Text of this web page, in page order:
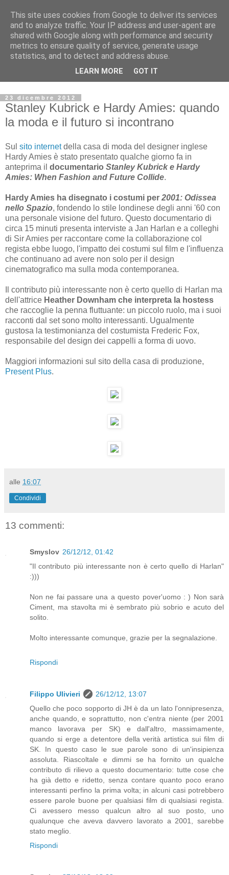
Archivio Kubrick: Blog
Commenti e notizie su Stanley Kubrick.
Segnalazione di eventi, nuovi libri in uscita, recensioni,
mostre e appuntamenti.
23 dicembre 2012
Stanley Kubrick e Hardy Amies: quando
la moda e il futuro si incontrano
Sul sito internetdella casa di moda del designer inglese
Hardy Amies è stato presentato qualche giorno fa in
anteprima il documentario Stanley Kubrick e Hardy
Amies: When Fashion and Future Collide.
Hardy Amies ha disegnato i costumi per 2001: Odissea
nello Spazio, fondendo lo stile londinese degli anni '60 con
una personale visione del futuro. Questo documentario di
circa 15 minuti presenta interviste a Jan Harlan e a colleghi
di Sir Amies per raccontare come la collaborazione col
regista ebbe luogo, l'impatto dei costumi sul film e l'influenza
che continuano ad avere non solo per il design
cinematografico ma sulla moda contemporanea.
Il contributo più interessante non è certo quello di Harlan ma
dell'attrice Heather Downham che interpreta la hostess
che raccoglie la penna fluttuante: un piccolo ruolo, ma i suoi
racconti dal set sono molto interessanti. Ugualmente
gustosa la testimonianza del costumista Frederic Fox,
responsabile del design dei cappelli a forma di uovo.
Maggiori informazioni sul sito della casa di produzione,
Present Plus.
alle 16:07
Condividi
13 commenti:
Smyslov 26/12/12, 01:42
"Il contributo più interessante non è certo quello di Harlan"
:)))
Non ne fai passare una a questo pover'uomo : ) Non sarà
Ciment, ma stavolta mi è sembrato più sobrio e acuto del
solito.
Molto interessante comunque, grazie per la segnalazione.
Rispondi
Filippo Ulivieri
26/12/12, 13:07
Quello che poco sopporto di JH è da un lato l'onnipresenza,
anche quando, e soprattutto, non c'entra niente (per 2001
manco lavorava per SK) e dall'altro, massimamente,
quando si erge a detentore della verità artistica sui film di
SK. In questo caso le sue parole sono di un'insipienza
assoluta. Riascoltale e dimmi se ha fornito un qualche
contributo di rilievo a questo documentario: tutte cose che
ha già detto e ridetto, senza contare quanto poco erano
interessanti perfino la prima volta; in alcuni casi potrebbero
essere parole buone per qualsiasi film di qualsiasi regista.
Ci avessero messo qualcun altro al suo posto, uno
qualunque che aveva davvero lavorato a 2001, sarebbe
stato meglio.
Rispondi
This site uses cookies from Google to deliver its services
and to analyze traffic. Your IP address and user-agent are
shared with Google along with performance and security
metrics to ensure quality of service, generate usage
statistics, and to detect and address abuse.
LEARN MORE GOT IT